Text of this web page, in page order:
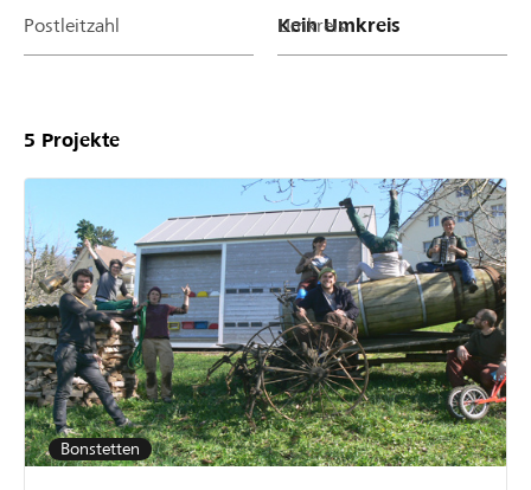
Postleitzahl Umkreis
5 Projekte
Bonstetten